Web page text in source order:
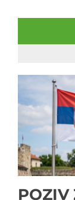
POZIV